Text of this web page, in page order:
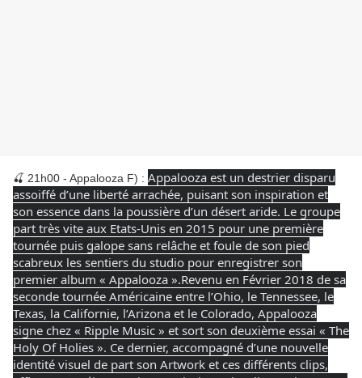
🍒 21h00 - Appalooza F) : Appalooza est un destrier disparu
assoiffé d’une liberté arrachée, puisant son inspiration et
son essence dans la poussière d’un désert aride. Le groupe
part très vite aux Etats-Unis en 2015 pour une première
tournée puis galope sans relâche et foule de son pied
scabreux les sentiers du studio pour enregistrer son
premier album « Appalooza ».Revenu en Février 2018 de sa
seconde tournée Américaine entre l’Ohio, le Tennessee, le
Texas, la Californie, l’Arizona et le Colorado, Appalooza
signe chez « Ripple Music » et sort son deuxième essai « The
Holy Of Holies ». Ce dernier, accompagné d’une nouvelle
identité visuel de part son Artwork et ces différents clips,